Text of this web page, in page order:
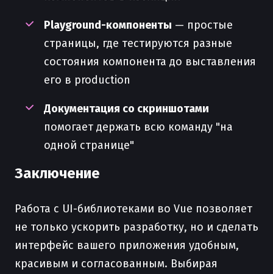
Playground-компоненты — простые
страницы, где тестируются разные
состояния компонента до выставления
его в production
Документация со скриншотами
помогает держать всю команду "на
одной странице"
Заключение
Работа с UI-библиотеками во Vue позволяет
не только ускорить разработку, но и сделать
интерфейс вашего приложения удобным,
красивым и согласованным. Выбирая